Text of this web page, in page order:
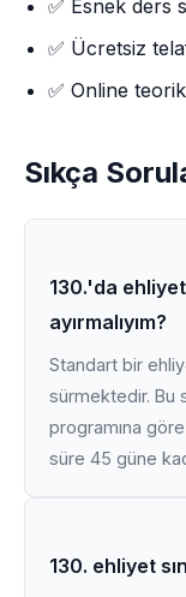
✅ Esnek ders
✅ Ücretsiz
✅ Online
Sıkça
130.'da
ayırmalıyım?
Standart bir
sürmektedir. Bu
programına
süre 45 güne
130. ehliyet